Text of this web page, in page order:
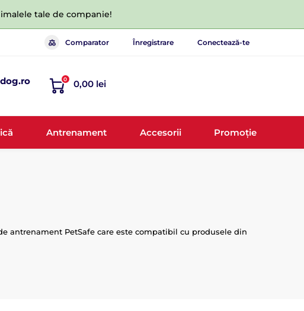
tale de companie!
Comparator Înregistrare Conectează-te
0 0,00 lei
Antrenament Accesorii Promoție
antrenament PetSafe care este compatibil cu produsele din